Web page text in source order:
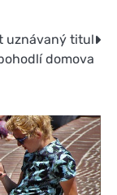
uznávaný titul
domova